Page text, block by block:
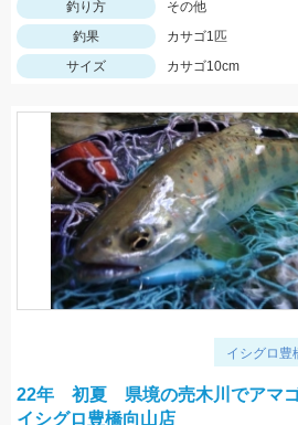
釣り方
その他
釣果
カサゴ1匹
サイズ
カサゴ10cm
イシグロ豊
22年 初夏 県境の売木川でアマゴ
イシグロ豊橋向山店